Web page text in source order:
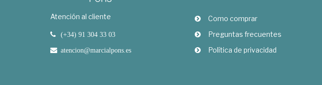
Atención al cliente
(+34) 91 304 33 03
atencion@marcialpons.es
Como comprar
Preguntas frecuentes
Política de privacidad